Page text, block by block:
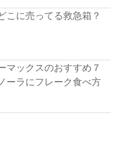
こに売ってる救急箱？
マックスのおすすめ７
ーラにフレーク食べ方